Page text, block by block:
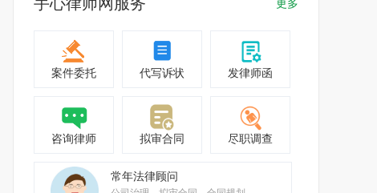
更多
案件委托 代写诉状 发律师函
咨询律师 拟审合同 尽职调查
常年法律顾问